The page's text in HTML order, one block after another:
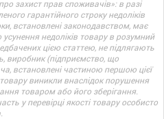
захист прав споживачів»: в разі
гарантійного строку недоліків
встановлені законодавством, має
недоліків товару в розумний
цією статтею, не підлягають
виробник (підприємство, що
встановлені частиною першою цієї
виникли внаслідок порушення
товаром або його зберігання.
у перевірці якості товару особисто